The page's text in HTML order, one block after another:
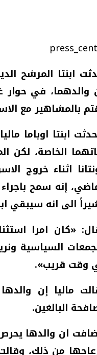
ابنتا المرشح
والدهما، في حوار
بالمشاهير مع
ابنتا
الخاصة، لكن
اثناء خروج
إنه سمح
الى انه سيبقي
«كان امرا
السياسية
وقت قريب».
ماليا إن
البالغين.
ان والدها
من ذلك،
لماذا تحدث وكيف